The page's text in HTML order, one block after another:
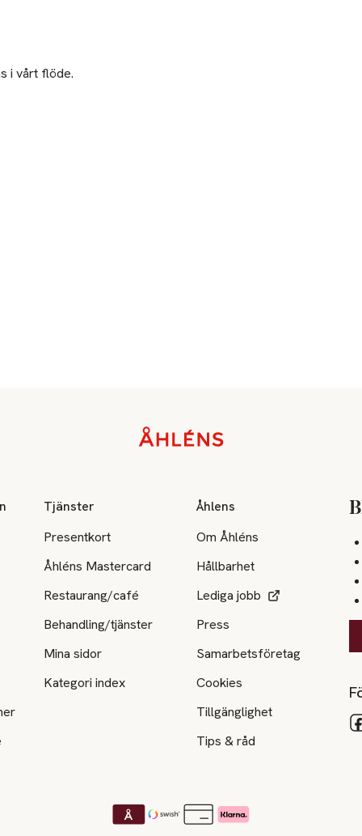
i vårt flöde.
Tjänster
Presentkort
Åhléns Mastercard
Restaurang/café
Behandling/tjänster
Mina sidor
Kategori index
Åhlens
Om Åhléns
Hållbarhet
Lediga jobb
Press
Samarbetsföretag
Cookies
Tillgänglighet
Tips & råd